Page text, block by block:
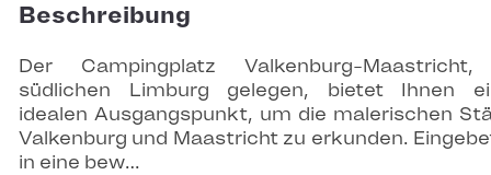
Beschreibung
Der Campingplatz Valkenburg-
südlichen Limburg gelegen, bietet Ihnen
idealen Ausgangspunkt, um die malerischen
Valkenburg und Maastricht zu erkunden.
in eine bew…